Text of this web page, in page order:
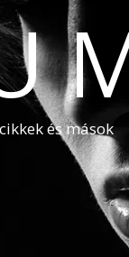
és mások